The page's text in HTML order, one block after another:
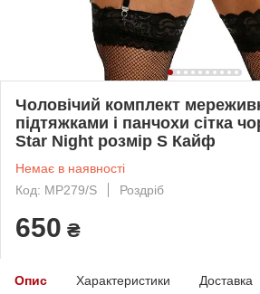
Чоловічий комплект
підтяжками і панчохи сітка
Star Night розмір S Кайф
Немає в наявності
Код: MP279/S
Роздріб
650 ₴
Опис Характеристики Доставка